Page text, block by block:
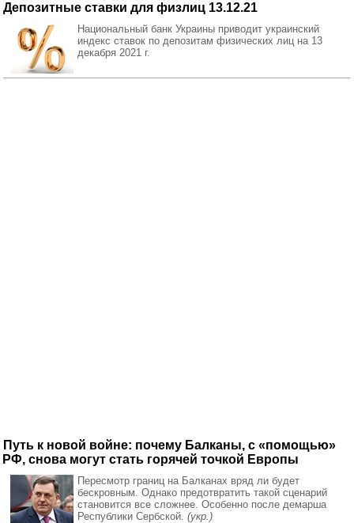
Депозитные ставки для физлиц 13.12.21
Национальный банк Украины приводит украинский
индекс ставок по депозитам физических лиц на 13
декабря 2021 г.
Путь к новой войне: почему Балканы, с «помощью»
РФ, снова могут стать горячей точкой Европы
Пересмотр границ на Балканах вряд ли будет
бескровным. Однако предотвратить такой сценарий
становится все сложнее. Особенно после демарша
Республики Сербской. (укр.)